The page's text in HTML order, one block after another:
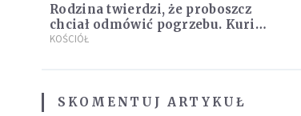
Rodzina twierdzi, że proboszcz
chciał odmówić pogrzebu. Kuria
zapowiada wyjaśnienia
KOŚCIÓŁ
SKOMENTUJ ARTYKUŁ